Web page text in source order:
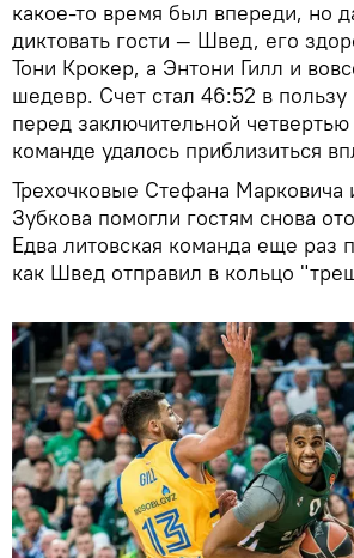
какое-то время был впереди, но
диктовать гости — Швед, его
Тони Крокер, а Энтони Гилл и
шедевр. Счет стал 46:52 в
перед заключительной четвертью
команде удалось приблизиться
Трехочковые Стефана Марковича
Зубкова помогли гостям снова
Едва литовская команда еще раз
как Швед отправил в кольцо